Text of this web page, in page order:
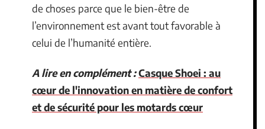
de choses parce que le bien-être de
l’environnement est avant tout favorable à
celui de l’humanité entière.
A lire en complément :Casque Shoei : au
cœur de l'innovation en matière de confort
et de sécurité pour les motards cœur